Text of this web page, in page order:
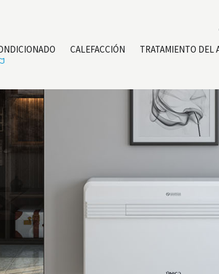
CALEFACCIÓN TRATAMIENTO DEL